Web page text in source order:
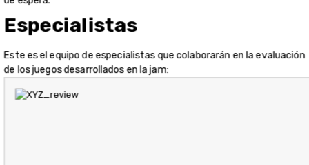
Especialistas
Este es el equipo de especialistas que colaborarán en la evaluación
de los juegos desarrollados en la jam: